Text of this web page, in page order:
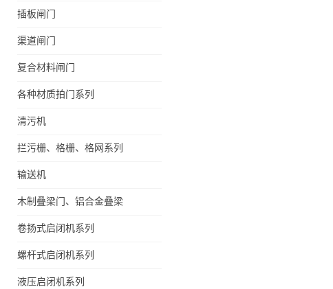
插板闸门
渠道闸门
复合材料闸门
各种材质拍门系列
清污机
拦污栅、格栅、格网系列
输送机
木制叠梁门、铝合金叠梁
门、不锈钢叠梁门
卷扬式启闭机系列
螺杆式启闭机系列
液压启闭机系列